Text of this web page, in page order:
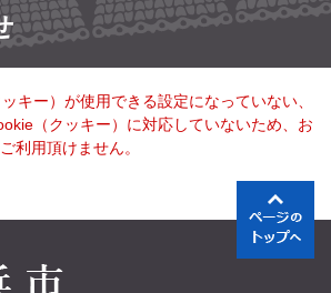
キー）が使用できる設定になっていない、
（クッキー）に対応していないため、お
利用頂けません。